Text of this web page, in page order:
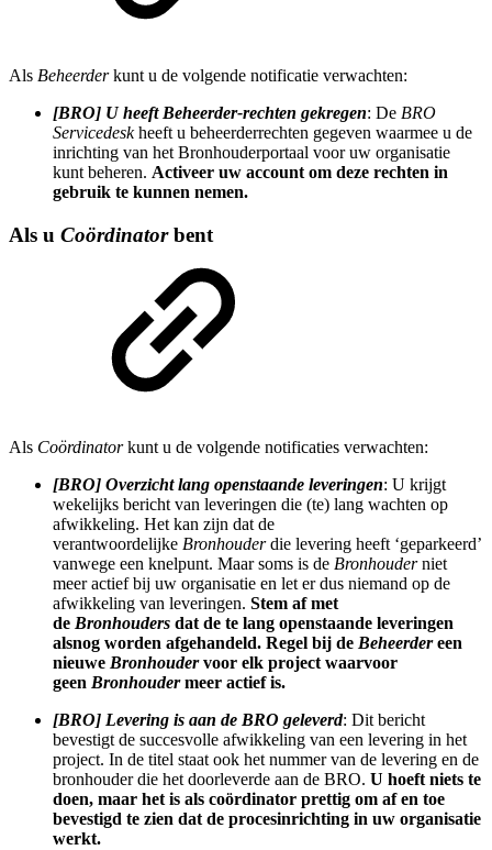
Als Beheerderkunt u de volgende notificatie verwachten:
[BRO] U heeft Beheerder-rechten gekregen: De BRO
Servicedeskheeft u beheerderrechten gegeven waarmee u de
inrichting van het Bronhouderportaal voor uw organisatie
kunt beheren. Activeer uw account om deze rechten in
gebruik te kunnen nemen.
Als u Coördinatorbent
Als Coördinatorkunt u de volgende notificaties verwachten:
[BRO] Overzicht lang openstaande leveringen: U krijgt
wekelijks bericht van leveringen die (te) lang wachten op
afwikkeling. Het kan zijn dat de
verantwoordelijke Bronhouderdie levering heeft ‘geparkeerd’
vanwege een knelpunt. Maar soms is de Bronhouderniet
meer actief bij uw organisatie en let er dus niemand op de
afwikkeling van leveringen. Stem af met
de Bronhouders dat de te lang openstaande leveringen
alsnog worden afgehandeld. Regel bij de Beheerder een
nieuwe Bronhouder voor elk project waarvoor
geen Bronhouder meer actief is.
[BRO] Levering is aan de BRO geleverd: Dit bericht
bevestigt de succesvolle afwikkeling van een levering in het
project. In de titel staat ook het nummer van de levering en de
bronhouder die het doorleverde aan de BRO. U hoeft niets te
doen, maar het is als coördinator prettig om af en toe
bevestigd te zien dat de procesinrichting in uw organisatie
werkt.